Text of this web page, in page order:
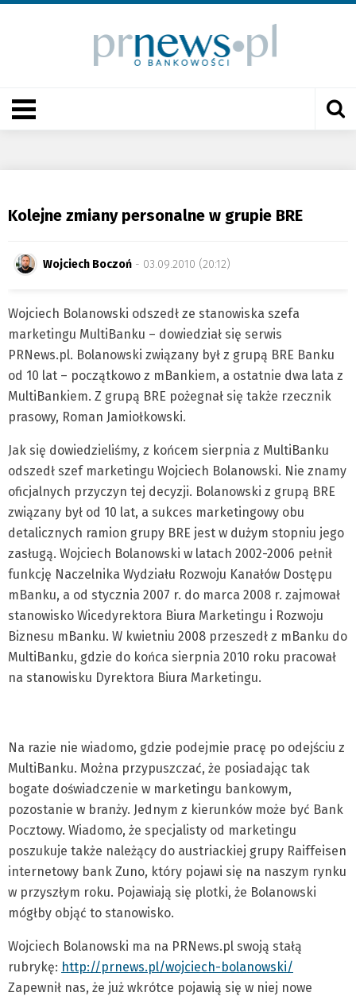
Kolejne zmiany personalne w grupie BRE
Wojciech Boczoń - 03.09.2010 (20:12)
Wojciech Bolanowski odszedł ze stanowiska szefa
marketingu MultiBanku – dowiedział się serwis
PRNews.pl. Bolanowski związany był z grupą BRE Banku
od 10 lat – początkowo z mBankiem, a ostatnie dwa lata z
MultiBankiem. Z grupą BRE pożegnał się także rzecznik
prasowy, Roman Jamiołkowski.
Jak się dowiedzieliśmy, z końcem sierpnia z MultiBanku
odszedł szef marketingu Wojciech Bolanowski. Nie znamy
oficjalnych przyczyn tej decyzji. Bolanowski z grupą BRE
związany był od 10 lat, a sukces marketingowy obu
detalicznych ramion grupy BRE jest w dużym stopniu jego
zasługą. Wojciech Bolanowski w latach 2002-2006 pełnił
funkcję Naczelnika Wydziału Rozwoju Kanałów Dostępu
mBanku, a od stycznia 2007 r. do marca 2008 r. zajmował
stanowisko Wicedyrektora Biura Marketingu i Rozwoju
Biznesu mBanku. W kwietniu 2008 przeszedł z mBanku do
MultiBanku, gdzie do końca sierpnia 2010 roku pracował
na stanowisku Dyrektora Biura Marketingu.
Na razie nie wiadomo, gdzie podejmie pracę po odejściu z
MultiBanku. Można przypuszczać, że posiadając tak
bogate doświadczenie w marketingu bankowym,
pozostanie w branży. Jednym z kierunków może być Bank
Pocztowy. Wiadomo, że specjalisty od marketingu
poszukuje także należący do austriackiej grupy Raiffeisen
internetowy bank Zuno, który pojawi się na naszym rynku
w przyszłym roku. Pojawiają się plotki, że Bolanowski
mógłby objąć to stanowisko.
Wojciech Bolanowski ma na PRNews.pl swoją stałą
rubrykę: http://prnews.pl/wojciech-bolanowski/
Zapewnił nas, że już wkrótce pojawią się w niej nowe